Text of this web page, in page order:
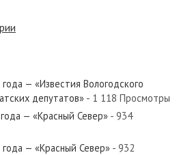
— «Красный Север»
— «Известия Вологодского
депутатов» - 1 118 Просмотры
— «Красный Север» - 934
— «Красный Север» - 932